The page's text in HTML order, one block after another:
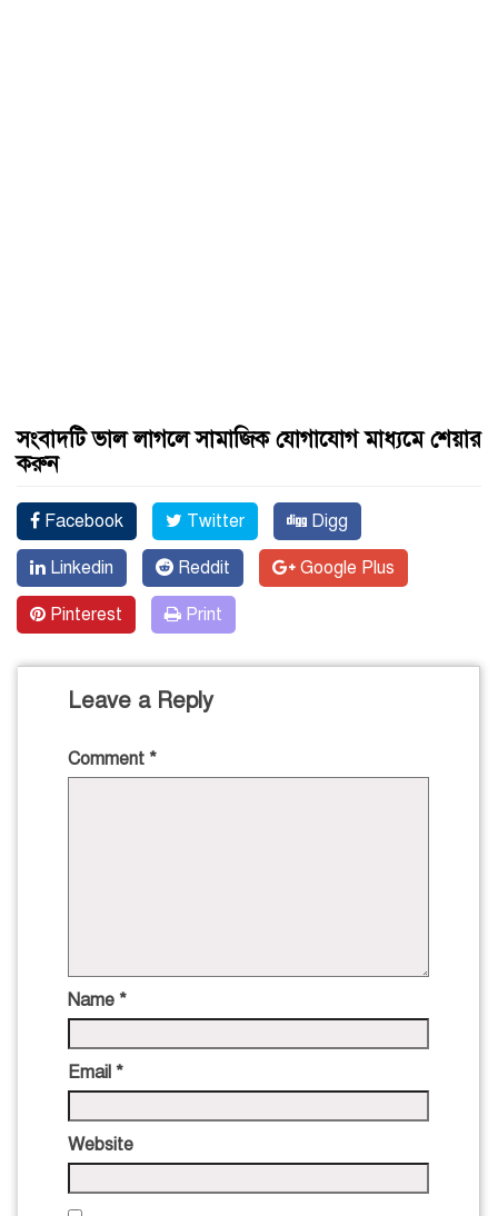
সংবাদটি ভাল লাগলে সামাজিক যোগাযোগ মাধ্যমে শেয়ার
করুন
Facebook Twitter Digg
Linkedin Reddit Google Plus
Pinterest Print
Leave a Reply
Comment *
Name *
Email *
Website